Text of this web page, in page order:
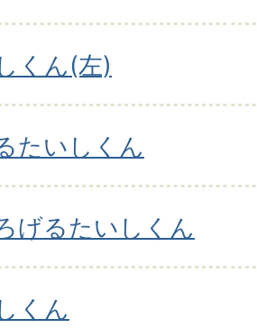
くん(左)
たいしくん
げるたいしくん
くん